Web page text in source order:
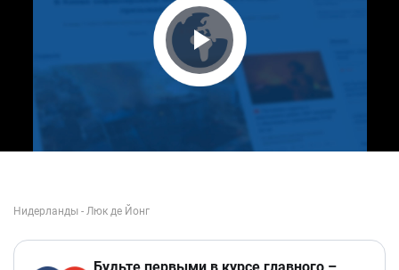
Play Video
Будьте первыми в курсе главного –